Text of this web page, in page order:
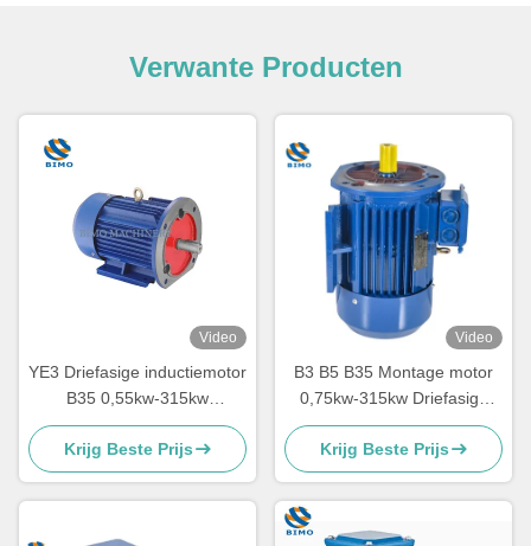
Verwante Producten
Video
YE3 Driefasige inductiemotor
B35 0,55kw-315kw
waterpompmotor
Krijg Beste Prijs
Video
B3 B5 B35 Montage motor
0,75kw-315kw Driefasige
gietijzeren elektromotor
Krijg Beste Prijs